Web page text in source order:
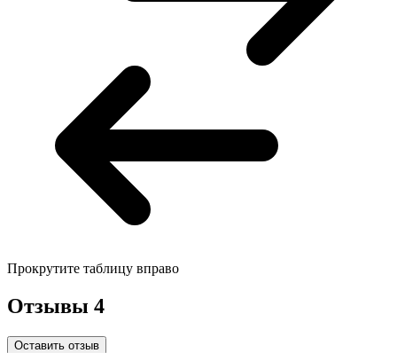
Прокрутите таблицу вправо
Отзывы 4
Оставить отзыв